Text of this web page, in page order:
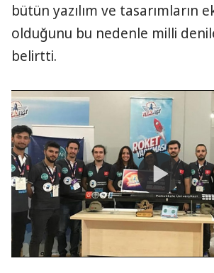
bütün yazılım ve tasarımların
olduğunu bu nedenle milli
belirtti.
P
l
a